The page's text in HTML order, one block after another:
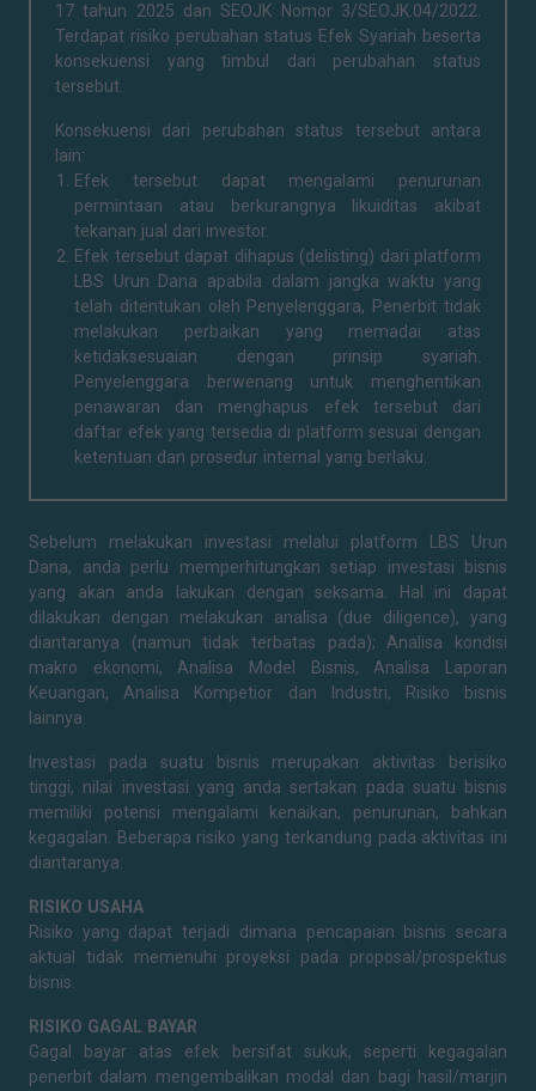
17 tahun 2025 dan SEOJK Nomor 3/SEOJK.04/2022.
Terdapat risiko perubahan status Efek Syariah beserta
konsekuensi yang timbul dari perubahan status
tersebut.
Konsekuensi dari perubahan status tersebut antara
lain:
Efek tersebut dapat mengalami penurunan
permintaan atau berkurangnya likuiditas akibat
tekanan jual dari investor.
Efek tersebut dapat dihapus (delisting) dari platform
LBS Urun Dana apabila dalam jangka waktu yang
telah ditentukan oleh Penyelenggara, Penerbit tidak
melakukan perbaikan yang memadai atas
ketidaksesuaian dengan prinsip syariah.
Penyelenggara berwenang untuk menghentikan
penawaran dan menghapus efek tersebut dari
daftar efek yang tersedia di platform sesuai dengan
ketentuan dan prosedur internal yang berlaku.
Sebelum melakukan investasi melalui platform LBS Urun
Dana, anda perlu memperhitungkan setiap investasi bisnis
yang akan anda lakukan dengan seksama. Hal ini dapat
dilakukan dengan melakukan analisa (due diligence), yang
diantaranya (namun tidak terbatas pada); Analisa kondisi
makro ekonomi, Analisa Model Bisnis, Analisa Laporan
Keuangan, Analisa Kompetior dan Industri, Risiko bisnis
lainnya.
Investasi pada suatu bisnis merupakan aktivitas berisiko
tinggi, nilai investasi yang anda sertakan pada suatu bisnis
memiliki potensi mengalami kenaikan, penurunan, bahkan
kegagalan. Beberapa risiko yang terkandung pada aktivitas ini
diantaranya:
RISIKO USAHA
Risiko yang dapat terjadi dimana pencapaian bisnis secara
aktual tidak memenuhi proyeksi pada proposal/prospektus
bisnis.
RISIKO GAGAL BAYAR
Gagal bayar atas efek bersifat sukuk, seperti kegagalan
penerbit dalam mengembalikan modal dan bagi hasil/marjin